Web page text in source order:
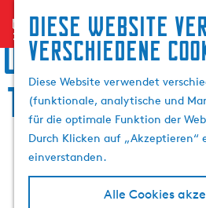
Diese website
verschiedene
Diese Website verwendet
(funktionale, analytische und
für die optimale Funktion der
Durch Klicken auf „Akzeptieren“
einverstanden.
Alle Cookies
menu
G
e
e
n
S
i
e
Trank,